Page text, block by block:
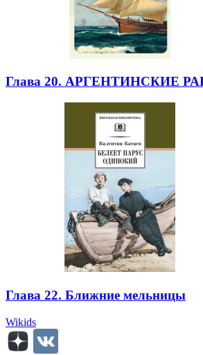
Глава 20. АРГЕНТИНСКИЕ
Глава 22. Ближние мельницы
Wikids